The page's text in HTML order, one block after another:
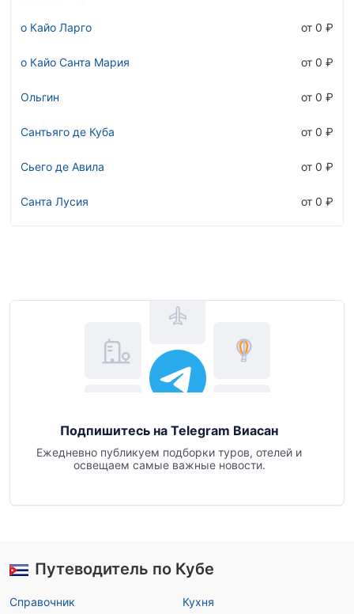
о Кайо Ларго от 0 ₽
о Кайо Санта Мария от 0 ₽
Ольгин от 0 ₽
Сантьяго де Куба от 0 ₽
Сьего де Авила от 0 ₽
Санта Лусия от 0 ₽
Подпишитесь на Telegram Виасан
Ежедневно публикуем подборки туров, отелей и
освещаем самые важные новости.
Путеводитель по Кубе
Справочник Кухня